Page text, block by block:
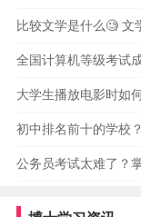
比较文学是什么🧐 文
全国计算机等级考试
大学生播放电影时如
初中排名前十的学校
公务员考试太难了？